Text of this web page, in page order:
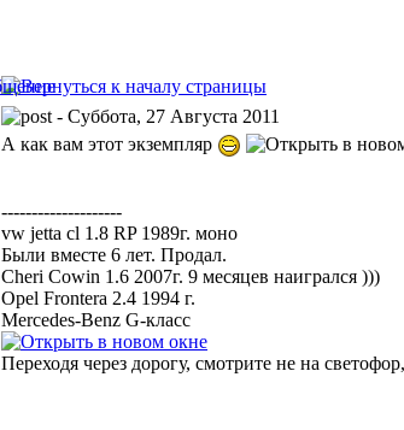
- Суббота, 27 Августа 2011
А как вам этот экземпляр
--------------------
vw jetta cl 1.8 RP 1989г. моно
Были вместе 6 лет. Продал.
Cheri Cowin 1.6 2007г. 9 месяцев наигрался )))
Opel Frontera 2.4 1994 г.
Mercedes-Benz G-класс
Переходя через дорогу, смотрите не на